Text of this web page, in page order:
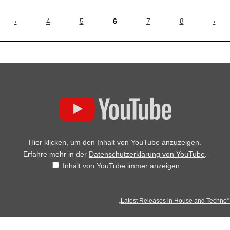
‹ 4 5 6 7 8 ›
Hier klicken, um den Inhalt von YouTube anzuzeigen.
Erfahre mehr in der Datenschutzerklärung von YouTube
Inhalt von YouTube immer anzeigen
„Latest Releases in House and